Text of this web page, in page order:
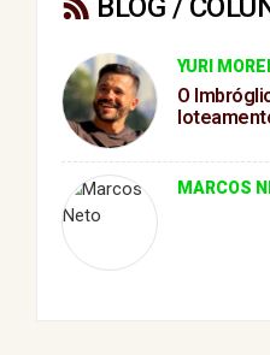
BLOG /
YURI
O
MARCOS